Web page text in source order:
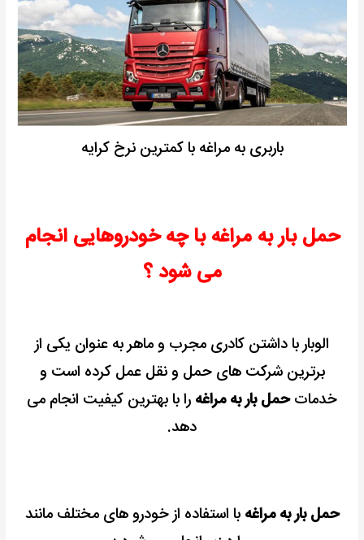
باربری به مراغه با کمترین نرخ کرایه
حمل بار به مراغه با چه خودروهایی انجام
می شود ؟
الوبار با داشتن کادری مجرب و ماهر به عنوان یکی از
برترین شرکت های حمل و نقل عمل کرده است و
خدماتحمل بار به مراغه را با بهترین کیفیت انجام می
دهد.
حمل بار به مراغه با استفاده از خودرو های مختلف مانند